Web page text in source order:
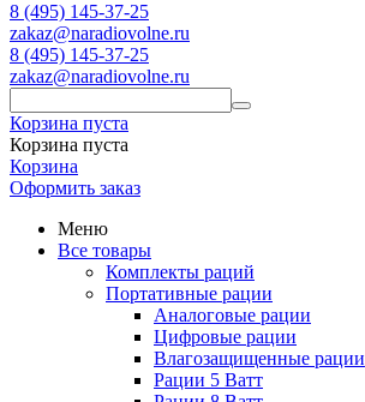
8 (495) 145-37-25
zakaz@naradiovolne.ru
8 (495) 145-37-25
zakaz@naradiovolne.ru
Корзина пуста
Корзина пуста
Корзина
Оформить заказ
Меню
Все товары
Комплекты раций
Портативные рации
Аналоговые рации
Цифровые рации
Влагозащищенные рации
Рации 5 Ватт